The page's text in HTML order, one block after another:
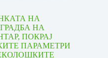
НА
НА
ПОКРАЈ
ПАРАМЕТРИ